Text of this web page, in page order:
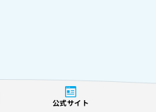
公式サイト